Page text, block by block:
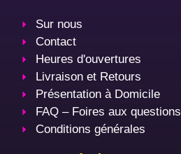
Sur nous
Contact
Heures d'ouvertures
Livraison et Retours
Présentation à Domicile
FAQ – Foires aux questions
Conditions générales